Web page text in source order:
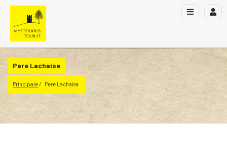
Pere Lachaise
Principale Pere Lachaise